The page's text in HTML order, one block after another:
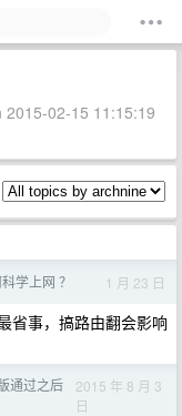
2015-02-15 11:15:19
学上网 ？ 1 月 23 日
省事，搞路由翻会影响
通过之后
2015 年 8 月 3
日